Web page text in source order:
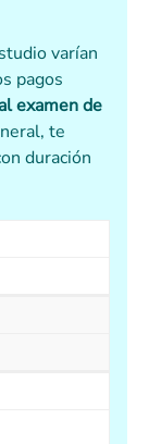
varían
pagos
examen de
te
duración